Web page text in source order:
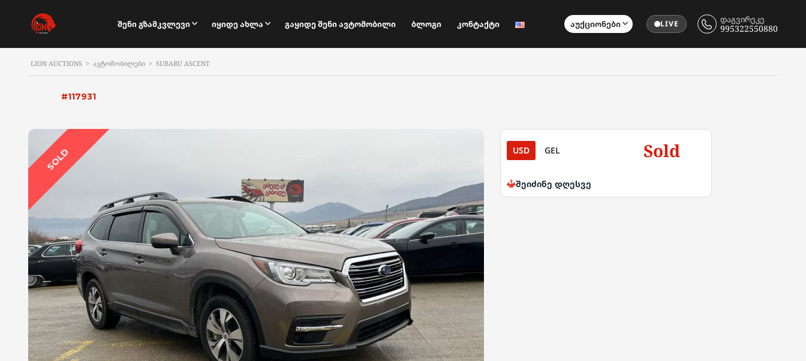
Შენი Გზამკვლევი Იყიდე Ახლა Გაყიდე Შენი Ავტომობილი Ბლოგი Კონტაქტი Აუქციონები LIVE დაგვირეკე
995322550880
LION AUCTIONS > ᲐᲕᲢᲝᲛᲝᲑᲘᲚᲔᲑᲘ > SUBARU ASCENT
#117931
SOLD USD GEL Sold
შეიძინე დღესვე